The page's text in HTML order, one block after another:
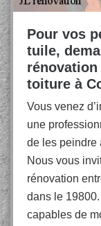
Pour vos
tuile,
toiture à
Vous venez
une
de les peindre
Nous vous
rénovation
dans le
capables de